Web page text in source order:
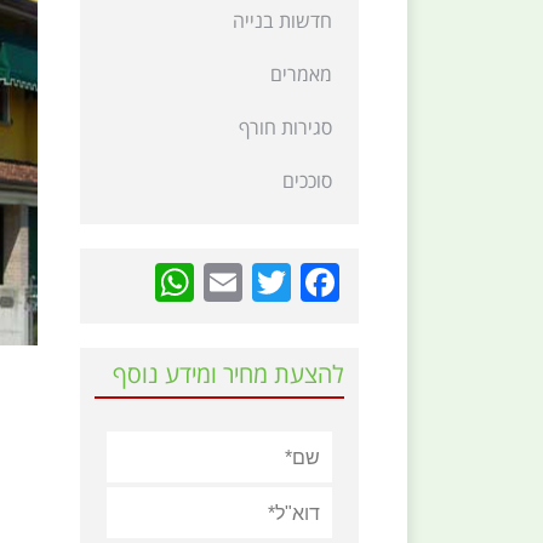
חדשות בנייה
מאמרים
סגירות חורף
סוככים
Facebook
Twitter
Email
להצעת מחיר ומידע נוסף